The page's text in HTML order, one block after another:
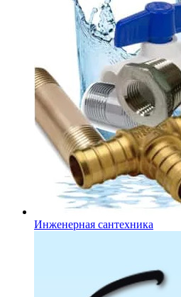
Инженерная сантехника